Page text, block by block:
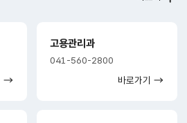
고용관리과
041-560-2800
바로가기